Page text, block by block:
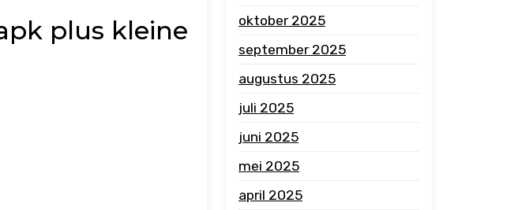
plus kleine
oktober 2025
september 2025
augustus 2025
juli 2025
juni 2025
mei 2025
april 2025